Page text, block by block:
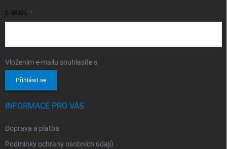
E-MAIL
Vložením e-mailu souhlasíte s
Přihlásit se
INFORMACE PRO VÁS
Doprava a platba
Podmínky ochrany osobních údajů